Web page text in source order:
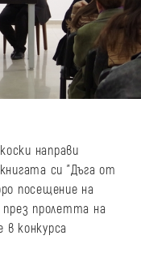
направи
си "Дъга от
посещение на
пролетта на
конкурса